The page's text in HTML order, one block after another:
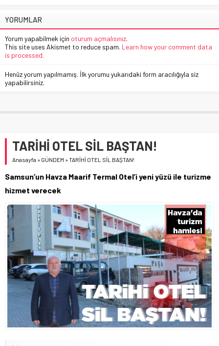
YORUMLAR
Yorum yapabilmek için oturum açmalısınız.
This site uses Akismet to reduce spam. Learn how your comment data
is processed.
Henüz yorum yapılmamış. İlk yorumu yukarıdaki form aracılığıyla siz
yapabilirsiniz.
TARİHİ OTEL SİL BAŞTAN!
Anasayfa » GÜNDEM »TARİHİ OTEL SİL BAŞTAN!
Samsun’un Havza Maarif Termal Otel’i yeni yüzü ile turizme
hizmet verecek